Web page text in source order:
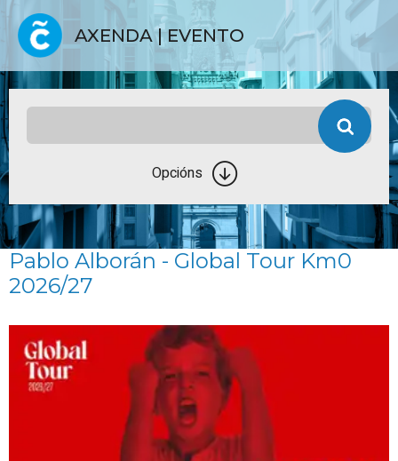
AXENDA | EVENTO
Opcións
Pablo Alborán - Global Tour Km0
2026/27